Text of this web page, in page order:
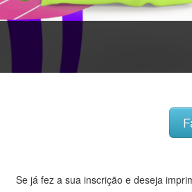
Se já fez a sua inscrição e deseja